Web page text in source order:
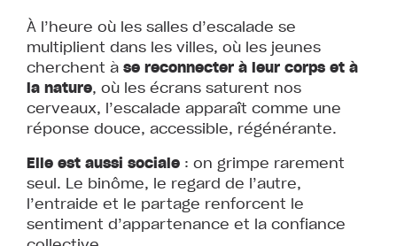
À l’heure où les salles d’escalade se
multiplient dans les villes, où les jeunes
cherchent à se reconnecter à leur corps et à
la nature, où les écrans saturent nos
cerveaux, l’escalade apparaît comme une
réponse douce, accessible, régénérante.
Elle est aussi sociale : on grimpe rarement
seul. Le binôme, le regard de l’autre,
l’entraide et le partage renforcent le
sentiment d’appartenance et la confiance